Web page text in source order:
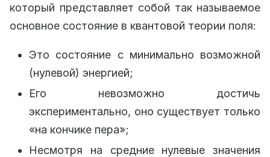
который представляет собой так называемое
основное состояние в квантовой теории поля:
Это состояние с минимально возможной
(нулевой) энергией;
Его невозможно достичь
экспериментально, оно существует только
«на кончике пера»;
Несмотря на средние нулевые значения